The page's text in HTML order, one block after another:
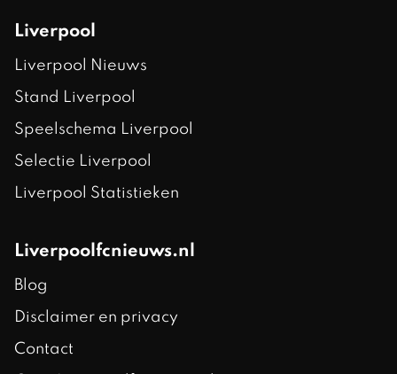
Liverpool
Liverpool Nieuws
Stand Liverpool
Speelschema Liverpool
Selectie Liverpool
Liverpool Statistieken
Liverpoolfcnieuws.nl
Blog
Disclaimer en privacy
Contact